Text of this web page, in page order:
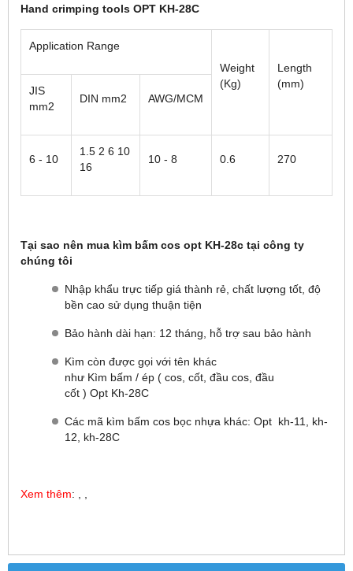
Hand crimping tools OPT KH-28C
Application Range
Weight
(Kg)
Length
(mm)
JIS
mm2
DIN mm2 AWG/MCM
6 - 10
1.5 2 6 10
16
10 - 8 0.6 270
Tại sao nên mua kìm bấm cos opt KH-28c tại công ty
chúng tôi
Nhập khẩu trực tiếp giá thành rẻ, chất lượng tốt, độ
bền cao sử dụng thuận tiện
Bảo hành dài hạn: 12 tháng, hỗ trợ sau bảo hành
Kìm còn được gọi với tên khác
như Kìm bấm / ép ( cos, cốt, đầu cos, đầu
cốt ) Opt Kh-28C
Các mã kìm bấm cos bọc nhựa khác: Opt kh-11, kh-
12, kh-28C
Xem thêm: , ,